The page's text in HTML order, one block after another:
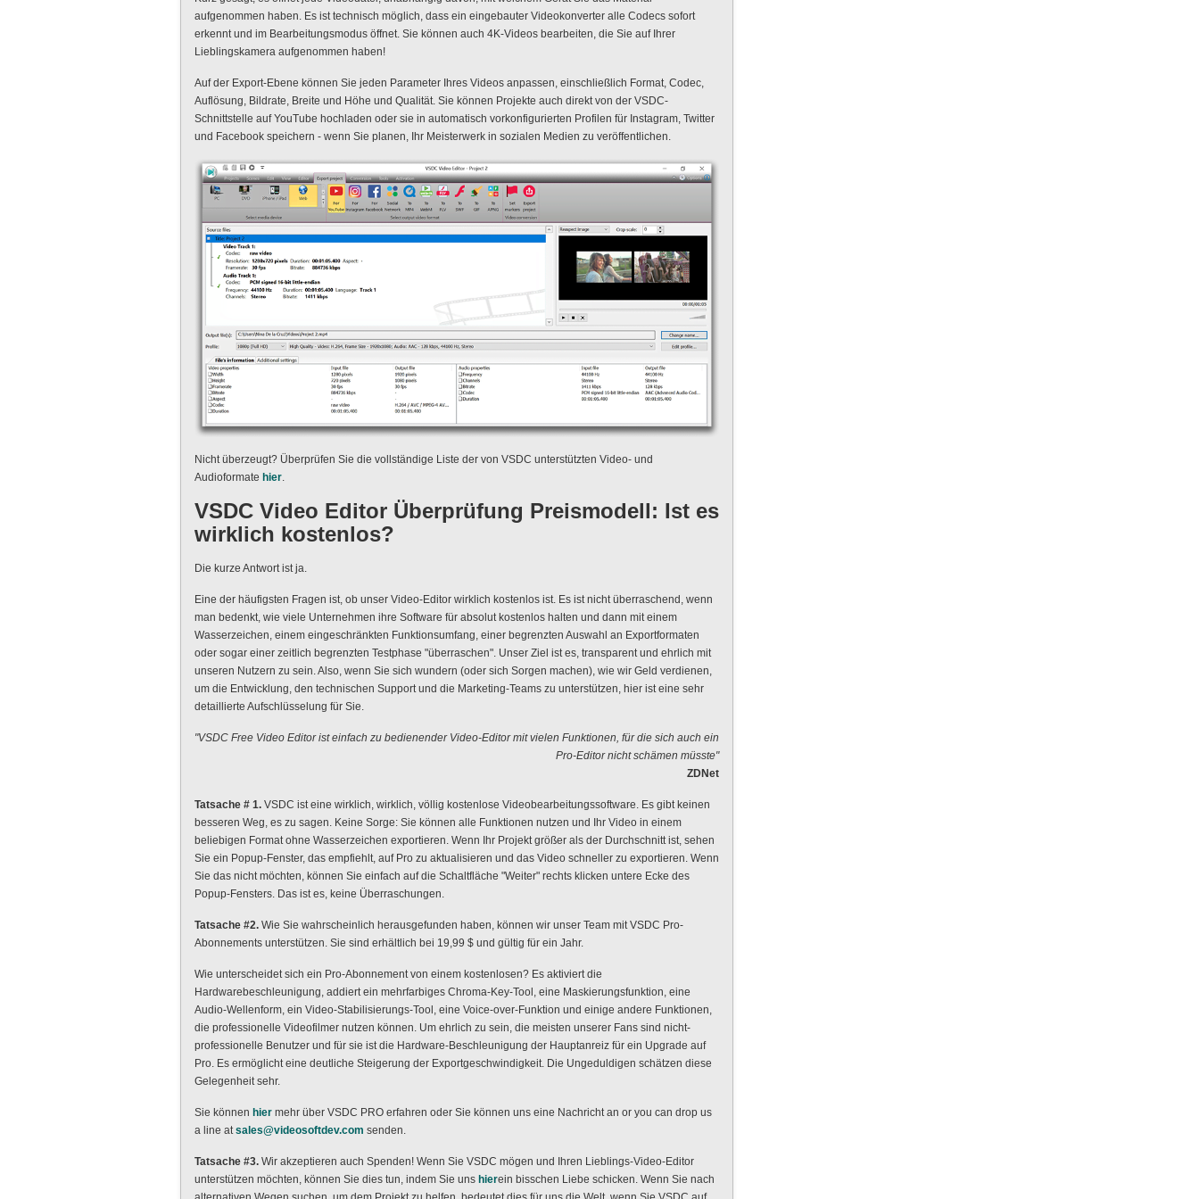
aufgenommen haben. Es ist technisch möglich, dass ein eingebauter Videokonverter alle Codecs sofort
erkennt und im Bearbeitungsmodus öffnet. Sie können auch 4K-Videos bearbeiten, die Sie auf Ihrer
Lieblingskamera aufgenommen haben!
Auf der Export-Ebene können Sie jeden Parameter Ihres Videos anpassen, einschließlich Format, Codec,
Auflösung, Bildrate, Breite und Höhe und Qualität. Sie können Projekte auch direkt von der VSDC-
Schnittstelle auf YouTube hochladen oder sie in automatisch vorkonfigurierten Profilen für Instagram, Twitter
und Facebook speichern - wenn Sie planen, Ihr Meisterwerk in sozialen Medien zu veröffentlichen.
Nicht überzeugt? Überprüfen Sie die vollständige Liste der von VSDC unterstützten Video- und
Audioformate hier
VSDC Video Editor Überprüfung Preismodell: Ist es
wirklich kostenlos?
Die kurze Antwort ist ja.
Eine der häufigsten Fragen ist, ob unser Video-Editor wirklich kostenlos ist. Es ist nicht überraschend, wenn
man bedenkt, wie viele Unternehmen ihre Software für absolut kostenlos halten und dann mit einem
Wasserzeichen, einem eingeschränkten Funktionsumfang, einer begrenzten Auswahl an Exportformaten
oder sogar einer zeitlich begrenzten Testphase "überraschen". Unser Ziel ist es, transparent und ehrlich mit
unseren Nutzern zu sein. Also, wenn Sie sich wundern (oder sich Sorgen machen), wie wir Geld verdienen,
um die Entwicklung, den technischen Support und die Marketing-Teams zu unterstützen, hier ist eine sehr
detaillierte Aufschlüsselung für Sie.
"VSDC Free Video Editor ist einfach zu bedienender Video-Editor mit vielen Funktionen, für die sich auch ein
Pro-Editor nicht schämen müsste"
ZDNet
Tatsache # 1. VSDC ist eine wirklich, wirklich, völlig kostenlose Videobearbeitungssoftware. Es gibt keinen
besseren Weg, es zu sagen. Keine Sorge: Sie können alle Funktionen nutzen und Ihr Video in einem
beliebigen Format ohne Wasserzeichen exportieren. Wenn Ihr Projekt größer als der Durchschnitt ist, sehen
Sie ein Popup-Fenster, das empfiehlt, auf Pro zu aktualisieren und das Video schneller zu exportieren. Wenn
Sie das nicht möchten, können Sie einfach auf die Schaltfläche "Weiter" rechts klicken untere Ecke des
Popup-Fensters. Das ist es, keine Überraschungen.
Tatsache #2. Wie Sie wahrscheinlich herausgefunden haben, können wir unser Team mit VSDC Pro-
Abonnements unterstützen. Sie sind erhältlich bei 19,99 $ und gültig für ein Jahr.
Wie unterscheidet sich ein Pro-Abonnement von einem kostenlosen? Es aktiviert die
Hardwarebeschleunigung, addiert ein mehrfarbiges Chroma-Key-Tool, eine Maskierungsfunktion, eine
Audio-Wellenform, ein Video-Stabilisierungs-Tool, eine Voice-over-Funktion und einige andere Funktionen,
die professionelle Videofilmer nutzen können. Um ehrlich zu sein, die meisten unserer Fans sind nicht-
professionelle Benutzer und für sie ist die Hardware-Beschleunigung der Hauptanreiz für ein Upgrade auf
Pro. Es ermöglicht eine deutliche Steigerung der Exportgeschwindigkeit. Die Ungeduldigen schätzen diese
Gelegenheit sehr.
Sie können hier mehr über VSDC PRO erfahren oder Sie können uns eine Nachricht an or you can drop us
a line at sales@videosoftdev.com senden.
Tatsache #3. Wir akzeptieren auch Spenden! Wenn Sie VSDC mögen und Ihren Lieblings-Video-Editor
unterstützen möchten, können Sie dies tun, indem Sie uns hierein bisschen Liebe schicken. Wenn Sie nach